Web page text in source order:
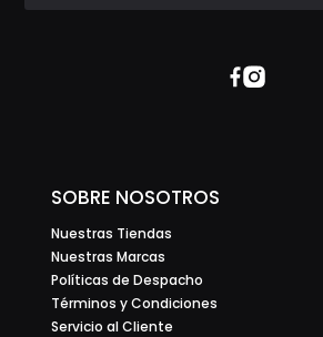
SOBRE NOSOTROS
Nuestras Tiendas
Nuestras Marcas
Políticas de Despacho
Términos y Condiciones
Servicio al Cliente